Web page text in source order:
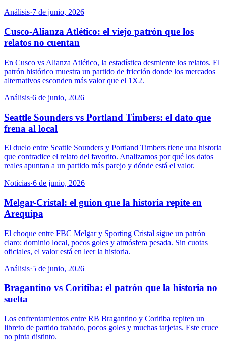
Análisis·7 de junio, 2026
Cusco-Alianza Atlético: el viejo patrón que los
relatos no cuentan
En Cusco vs Alianza Atlético, la estadística desmiente los relatos. El
patrón histórico muestra un partido de fricción donde los mercados
alternativos esconden más valor que el 1X2.
Análisis·6 de junio, 2026
Seattle Sounders vs Portland Timbers: el dato que
frena al local
El duelo entre Seattle Sounders y Portland Timbers tiene una historia
que contradice el relato del favorito. Analizamos por qué los datos
reales apuntan a un partido más parejo y dónde está el valor.
Noticias·6 de junio, 2026
Melgar-Cristal: el guion que la historia repite en
Arequipa
El choque entre FBC Melgar y Sporting Cristal sigue un patrón
claro: dominio local, pocos goles y atmósfera pesada. Sin cuotas
oficiales, el valor está en leer la historia.
Análisis·5 de junio, 2026
Bragantino vs Coritiba: el patrón que la historia no
suelta
Los enfrentamientos entre RB Bragantino y Coritiba repiten un
libreto de partido trabado, pocos goles y muchas tarjetas. Este cruce
no pinta distinto.